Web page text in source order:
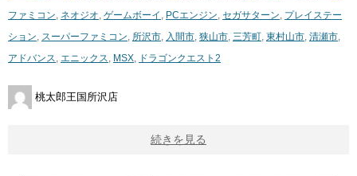
ファミコン ネオジオ ゲームボーイ PCエンジン セガサターン プレイステー
ション
スーパーファミコン 所沢市 入間市 狭山市 三芳町 東村山市 清瀬市
アドバンス
エニックス MSX ドラゴンクエスト2
桃太郎王国所沢店
続きを見る